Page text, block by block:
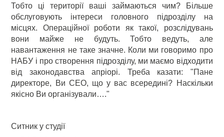
Тобто ці території ваші займаються чим? Більше
обслуговують інтереси головного підрозділу на
місцях. Операційної роботи як такої, розслідувань
вони майже не будуть. Тобто ведуть, але
навантаження не таке значне. Коли ми говоримо про
НАБУ і про створення підрозділу, ми маємо відходити
від законодавства апріорі. Треба казати: "Пане
директоре, Ви СЕО, що у вас всередині? Наскільки
якісно Ви організували…."
Ситник у студії